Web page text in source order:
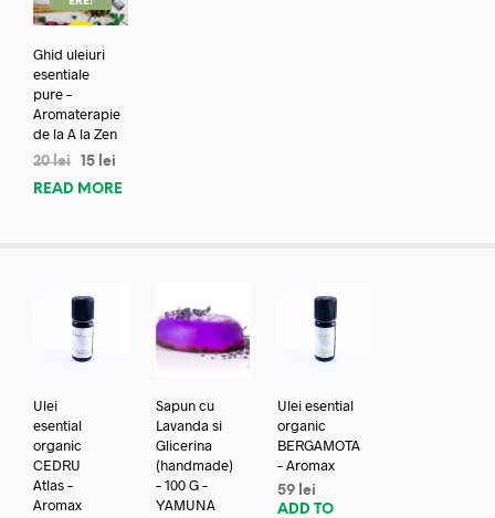
Ghid uleiuri
esentiale
pure –
Aromaterapie
de la A la Zen
20lei 15 lei
READ MORE
Ulei
esential
organic
CEDRU
Atlas –
Aromax
Sapun cu
Lavanda si
Glicerina
(handmade)
– 100 G –
YAMUNA
Ulei esential
organic
BERGAMOTA
– Aromax
59 lei
ADD TO